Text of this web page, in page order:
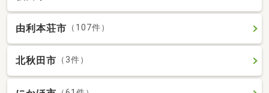
由利本荘市 （107件）
北秋田市 （3件）